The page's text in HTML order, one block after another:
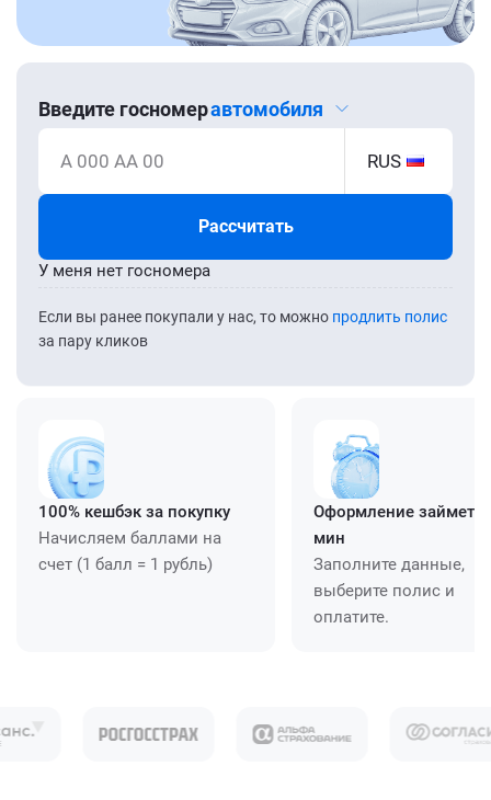
Введите госномеравтомобиля
А 000 АА 00 RUS
Рассчитать
Если вы ранее покупали у нас, то можно продлить полис
за пару кликов
У меня нет госномера
100% кешбэк за покупку
Начисляем баллами на
счет (1 балл = 1 рубль)
Оформление займет
мин
Заполните данные,
выберите полис и
оплатите.